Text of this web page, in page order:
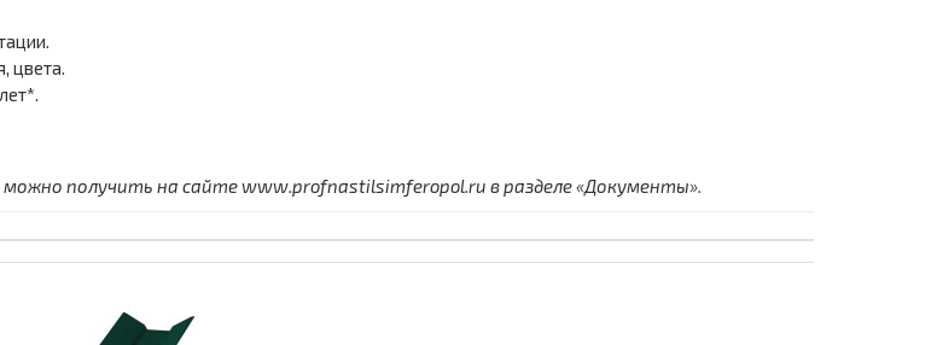
цвета.
получить на сайте www.profnastilsimferopol.ru в разделе «Документы».